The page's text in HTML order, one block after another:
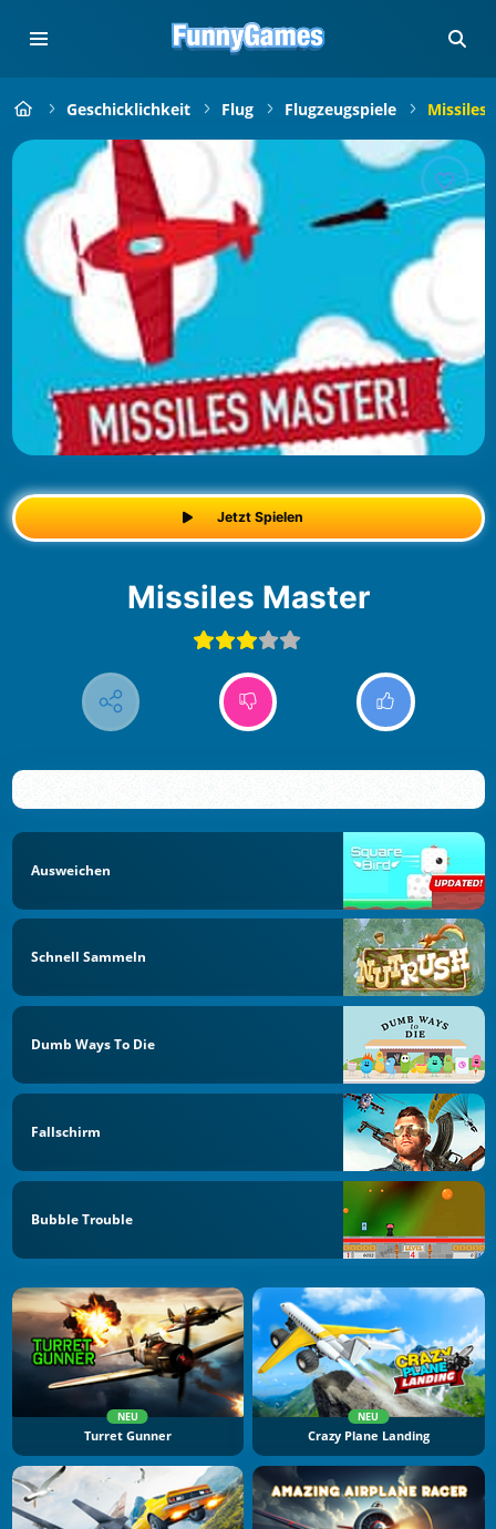
Geschicklichkeit Flug Flugzeugspiele Missiles
Jetzt Spielen
Missiles Master
Ausweichen
Schnell Sammeln
Dumb Ways To Die
Fallschirm
Bubble Trouble
NEU
Turret Gunner
NEU
Crazy Plane Landing